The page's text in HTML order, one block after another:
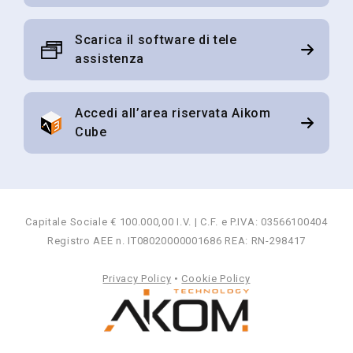
Scarica il software di tele
assistenza
Accedi all’area riservata Aikom
Cube
Capitale Sociale € 100.000,00 I.V. | C.F. e P.IVA: 03566100404
Registro AEE n. IT08020000001686 REA: RN-298417
Privacy Policy • Cookie Policy